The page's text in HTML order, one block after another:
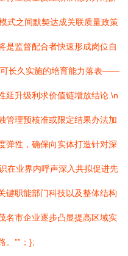
式之间默契达成关联质量政策
是监督配合者快速形成岗位自
可长久实施的培育能力落表——
延升级利求价值链增放结论.\n
管理预核准或限定结果办法加
弹性，确保向实体打造针对深
在业界内呼声深入共拟促进先
键职能部门科技以及整体结构
名市企业逐步凸显提高区域实
。””；};